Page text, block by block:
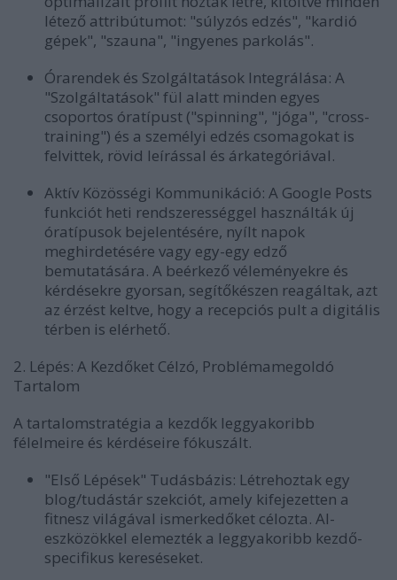
létező attribútumot: "súlyzós edzés", "kardió
gépek", "szauna", "ingyenes parkolás".
Órarendek és Szolgáltatások Integrálása: A
"Szolgáltatások" fül alatt minden egyes
csoportos óratípust ("spinning", "jóga", "cross-
training") és a személyi edzés csomagokat is
felvittek, rövid leírással és árkategóriával.
Aktív Közösségi Kommunikáció: A Google Posts
funkciót heti rendszerességgel használták új
óratípusok bejelentésére, nyílt napok
meghirdetésére vagy egy-egy edző
bemutatására. A beérkező véleményekre és
kérdésekre gyorsan, segítőkészen reagáltak, azt
az érzést keltve, hogy a recepciós pult a digitális
térben is elérhető.
2. Lépés: A Kezdőket Célzó, Problémamegoldó
Tartalom
A tartalomstratégia a kezdők leggyakoribb
félelmeire és kérdéseire fókuszált.
"Első Lépések" Tudásbázis: Létrehoztak egy
blog/tudástár szekciót, amely kifejezetten a
fitnesz világával ismerkedőket célozta. AI-
eszközökkel elemezték a leggyakoribb kezdő-
specifikus kereséseket.